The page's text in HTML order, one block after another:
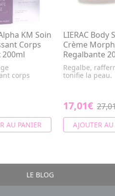
KM Soin
Corps
200ml
corps
AU PANIER
LIERAC Body
Crème
Regalbante
Regalbe,
tonifie la peau.
17,01€
AJOUTER
LE BLOG